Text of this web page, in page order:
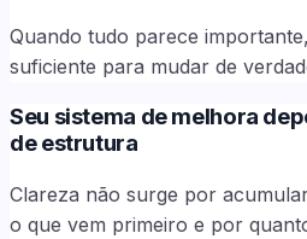
Quando tudo parece
suficiente para mudar de
Seu sistema de melhora
de estrutura
Clareza não surge por
o que vem primeiro e por